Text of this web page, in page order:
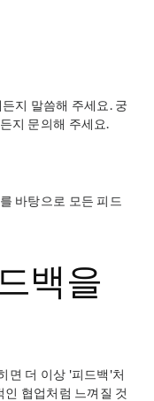
지 말씀해 주세요. 궁
지 문의해 주세요.
바탕으로 모든 피드
백을
면 더 이상 '피드백'처
협업처럼 느껴질 것